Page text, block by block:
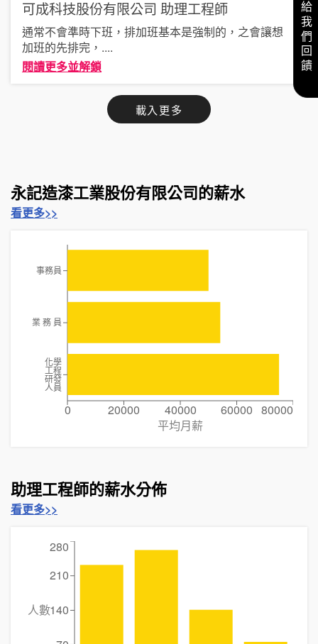
可成科技股份有限公司 助理工程師
通常不會準時下班，排加班基本是強制的，之會讓想
加班的先排完， ....
閱讀更多並解鎖
載入更多
永記造漆工業股份有限公司的薪水
看更多>>
0 20000 40000 60000 80000
平均月薪
事務員
業 務 員
化學
工程
研發
人員
助理工程師的薪水分佈
看更多>>
140
210
280
人數
給我們回饋